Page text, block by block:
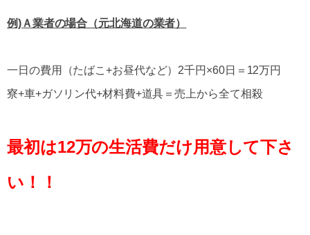
例)Ａ業者の場合（元北海道の業者）
一日の費用（たばこ+お昼代など）2千円×60日＝12万円
寮+車+ガソリン代+材料費+道具＝売上から全て相殺
最初は12万の生活費だけ用意して下さ
い！！